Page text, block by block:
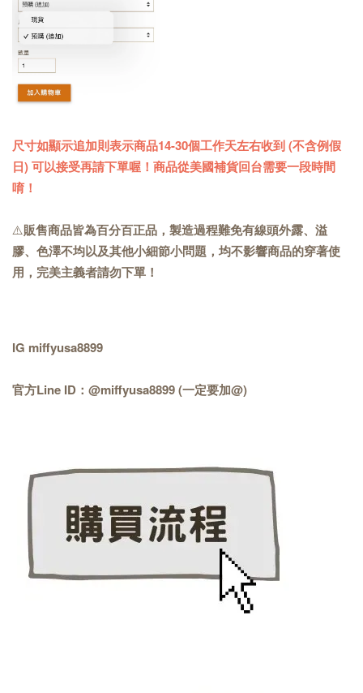
尺寸如顯示追加則表示商品14-30個工作天左右收到 (不含例假
日) 可以接受再請下單喔！商品從美國補貨回台需要一段時間
唷！
⚠️販售商品皆為百分百正品，製造過程難免有線頭外露、溢
膠、色澤不均以及其他小細節小問題，均不影響商品的穿著使
用，完美主義者請勿下單！
IG miffyusa8899
官方Line ID：@miffyusa8899 (一定要加@)